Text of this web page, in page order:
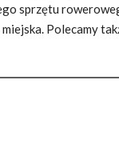
sprzętu
Polecamy